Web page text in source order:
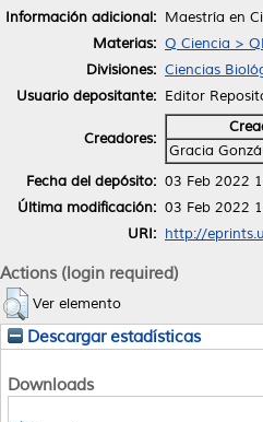
Información adicional: Maestría en
Materias: Q Ciencia >
Divisiones: Ciencias
Usuario depositante: Editor
Creadores:
Gracia
Fecha del depósito: 03 Feb 2022
Última modificación: 03 Feb 2022
URI: http://
Actions (login required)
Ver elemento
Descargar estadísticas
Downloads